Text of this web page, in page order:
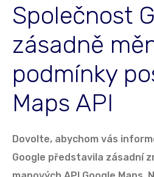
Společnost
zásadně
podmínky
Maps API
Dovolte, abychom vás
Google představila zásadní